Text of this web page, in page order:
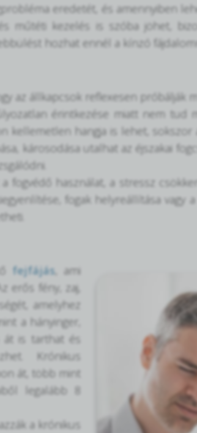
eredetét, és amennyiben
műtéti kezelés is szóba jöhet,
hozhat ennél a kínzó
az állkapcsok reflexesen próbálják
érintkezése miatt nem tud
kellemetlen hangja is lehet,
károsodása utalhat az éjszakai
fogvédő használat, a stressz
fogak helyreállítása vagy
fejfájás, ami
erős fény, zaj,
amelyhez
a hányinger,
át is tarthat és
Krónikus
át, több mint
legalább 8
a krónikus